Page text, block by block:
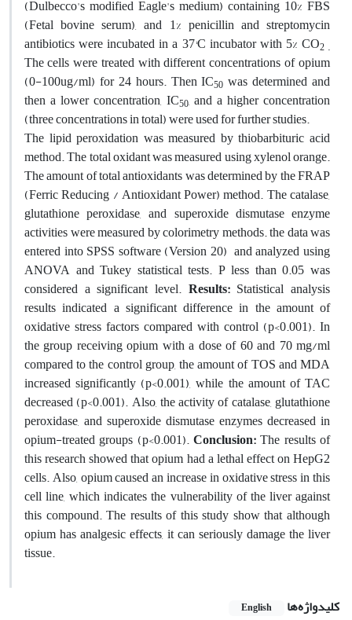
(Dulbecco's modified Eagle's medium) containing 10% FBS
(Fetal bovine serum), and 1% penicillin and streptomycin
antibiotics were incubated in a 37°C incubator with 5% CO2 .
Thecells were treated with different concentrations of opium
(0-100ug/ml) for 24 hours. Then IC50 was determined and
then a lower concentration, IC50, and a higher concentration
(three concentrations in total) were used for further studies.
The lipid peroxidation was measured by thiobarbituric acid
method. The total oxidant was measured using xylenol orange.
The amount of total antioxidants was determined by the FRAP
(Ferric Reducing / Antioxidant Power) method. The catalase,
glutathione peroxidase, and superoxide dismutase enzyme
activities were measured by colorimetry methods. the data was
entered into SPSS software (Version 20) and analyzed using
ANOVA and Tukey statistical tests. P less than 0.05 was
considered a significant level. Results:Statistical analysis
results indicated a significant difference in the amount of
oxidative stress factors compared with control (p<0.001). In
the group receiving opium with a dose of 60 and 70 mg/ml
compared to the control group, the amount of TOS and MDA
increased significantly (p<0.001), while the amount of TAC
decreased (p<0.001). Also, the activity of catalase, glutathione
peroxidase, and superoxide dismutase enzymes decreased in
opium-treated groups (p<0.001).Conclusion:The results of
this research showed that opium had a lethal effect on HepG2
cells. Also, opium caused an increase in oxidative stress in this
cell line, which indicates the vulnerability of the liver against
this compound. The results of this study show that although
opium has analgesic effects, it can seriously damage the liver
tissue.
کلیدواژه‌ها English